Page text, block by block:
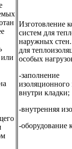
или
Изготовление
систем для
наружных
для
особых
-заполнение
изоляционного
внутри кладки;
-внутренняя
-оборудование